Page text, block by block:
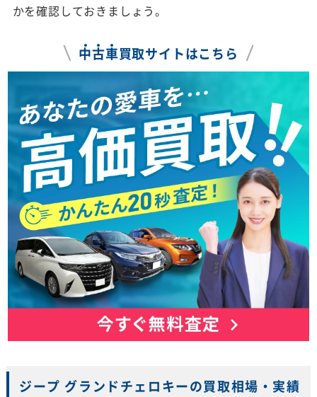
かを確認しておきましょう。
中古車買取サイトはこちら
ジープ グランドチェロキーの買取相場・実績